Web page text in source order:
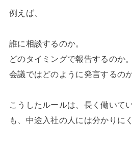
例えば、
誰に相談するのか。
どのタイミングで報告するのか。
会議ではどのように発言するのか
こうしたルールは、長く働いて
も、中途入社の人には分かりに